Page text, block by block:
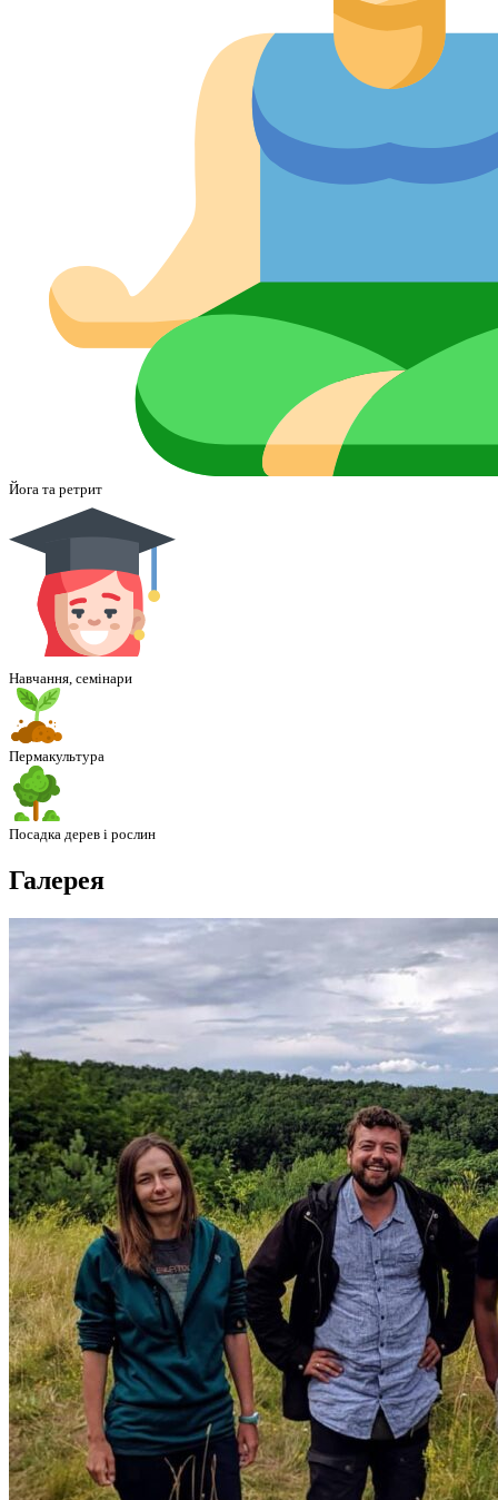
Йога та ретрит
Навчання, семінари
Пермакультура
Посадка дерев і рослин
Галерея